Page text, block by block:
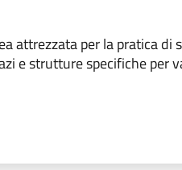
attrezzata per la pratica di
e strutture specifiche per